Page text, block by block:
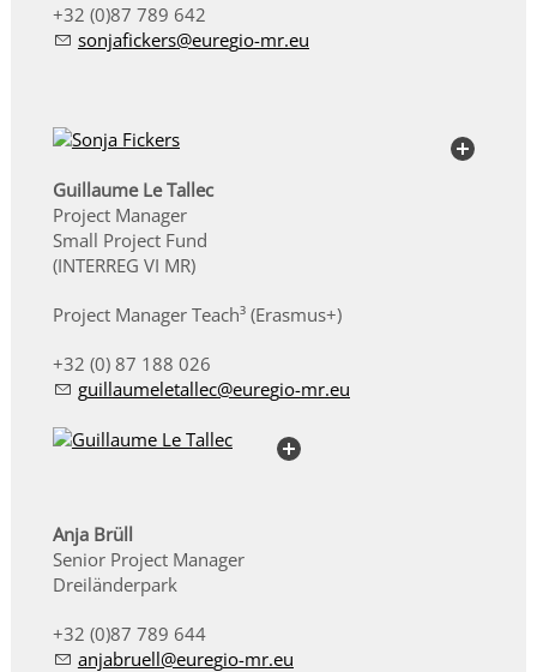
+32 (0)87 789 642
s nj fck rs r g -mr
Guillaume Le Tallec
Project Manager
Small Project Fund
(INTERREG VI MR)
Project Manager Teach³ (Erasmus+)
+32 (0) 87 188 026
g
ll m l t ll c r g -mr
Anja Brüll
Senior Project Manager
Dreiländerpark
+32 (0)87 789 644
nj br ll r g -mr